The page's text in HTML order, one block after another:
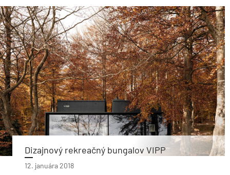
Dizajnový rekreačný bungalov VIPP
12. januára 2018